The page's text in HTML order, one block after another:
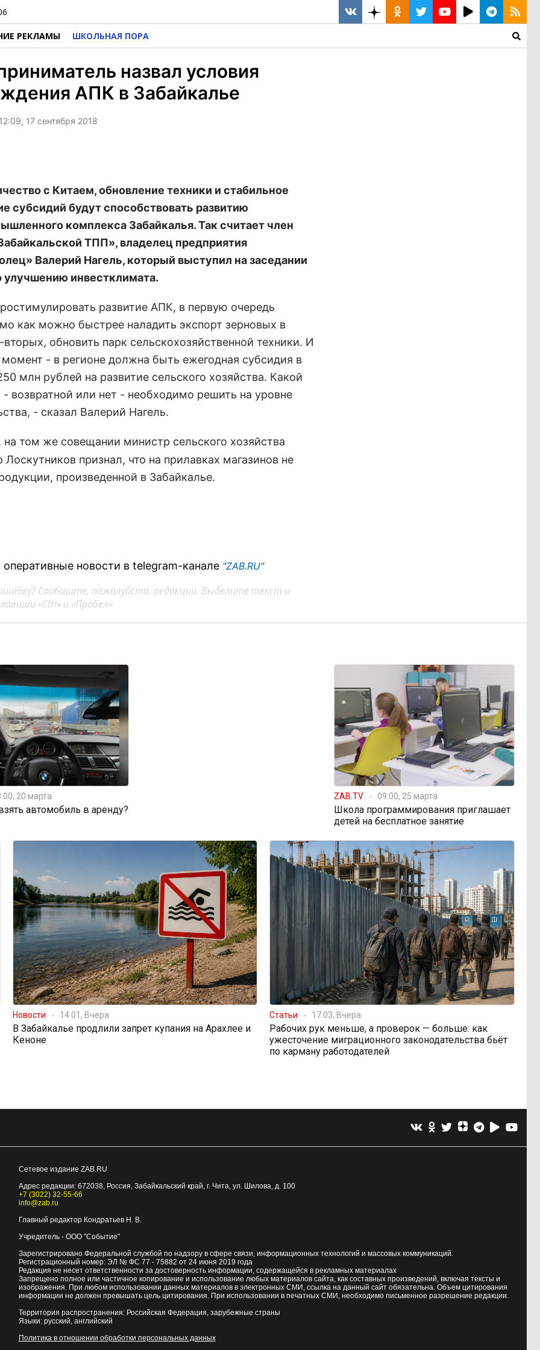
РЕКЛАМЫ ШКОЛЬНАЯ ПОРА
назвал условия
АПК в Забайкалье
17 сентября 2018
с Китаем, обновление техники и стабильное
субсидий будут способствовать развитию
комплекса Забайкалья. Так считает член
ТПП», владелец предприятия
Валерий Нагель, который выступил на заседании
улучшению инвестклимата.
развитие АПК, в первую очередь
как можно быстрее наладить экспорт зерновых в
обновить парк сельскохозяйственной техники. И
- в регионе должна быть ежегодная субсидия в
млн рублей на развитие сельского хозяйства. Какой
- возвратной или нет - необходимо решить на уровне
- сказал Валерий Нагель.
, на том же совещании министр сельского хозяйства
признал, что на прилавках магазинов не
произведенной в Забайкалье.
новости в telegram-канале "ZAB.RU"
Сообщите, пожалуйста, редакции. Выделите текст и
«Ctrl» и «Пробел»
20 марта
автомобиль в аренду?
ZAB.TV 09:00, 25 марта
Школа программирования приглашает
детей на бесплатное занятие
Новости 14:01, Вчера
В Забайкалье продлили запрет купания на Арахлее и
Кеноне
Статьи 17:03, Вчера
Рабочих рук меньше, а проверок — больше: как
ужесточение миграционного законодательства бьёт
по карману работодателей
Сетевое издание ZAB.RU
Адрес редакции: 672038, Россия, Забайкальский край, г. Чита, ул. Шилова, д. 100
+7 (3022) 32-55-66
info@zab.ru
Главный редактор Кондратьев Н. В.
Учредитель - ООО "Событие"
Зарегистрировано Федеральной службой по надзору в сфере связи, информационных технологий и массовых коммуникаций.
Регистрационный номер: ЭЛ № ФС 77 - 75882 от 24 июня 2019 года
Редакция не несет ответственности за достоверность информации, содержащейся в рекламных материалах
Запрещено полное или частичное копирование и использование любых материалов сайта, как составных произведений, включая тексты и
изображения. При любом использовании данных материалов в электронных СМИ, ссылка на данный сайт обязательна. Объем цитирования
информации не должен превышать цель цитирования. При использовании в печатных СМИ, необходимо письменное разрешение редакции.
Территория распространения: Российская Федерация, зарубежные страны
Языки: русский, английский
Политика в отношении обработки персональных данных